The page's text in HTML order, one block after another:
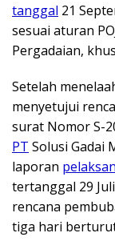
tanggal 21
sesuai aturan
Pergadaian,
Setelah
menyetujui
surat Nomor S-
PT Solusi Gadai
laporan
tertanggal 29
rencana
tiga hari